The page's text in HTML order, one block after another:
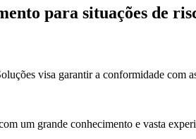
para situações de
visa garantir a conformidade
um grande conhecimento e vasta